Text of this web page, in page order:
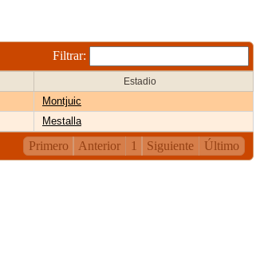
Filtrar:
Estadio
Montjuic
Mestalla
Primero Anterior 1 Siguiente Último